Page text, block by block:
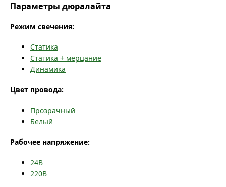
Параметры дюралайта
Режим свечения:
Статика
Статика + мерцание
Динамика
Цвет провода:
Прозрачный
Белый
Рабочее напряжение:
24В
220В